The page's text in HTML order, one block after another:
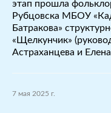
этап прошла
Рубцовска МБОУ
Батракова»
«Щелкунчик»
Астраханцева и
7 мая 2025 г.